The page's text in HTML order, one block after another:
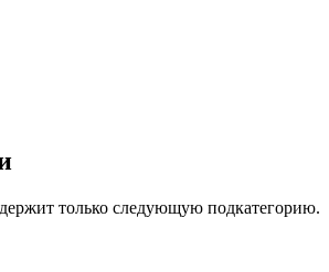
только следующую подкатегорию.